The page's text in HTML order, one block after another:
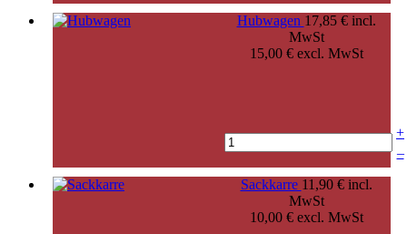
Hubwagen 17,85 € incl.
MwSt
15,00 € excl. MwSt
+
–
Sackkarre 11,90 € incl.
MwSt
10,00 € excl. MwSt